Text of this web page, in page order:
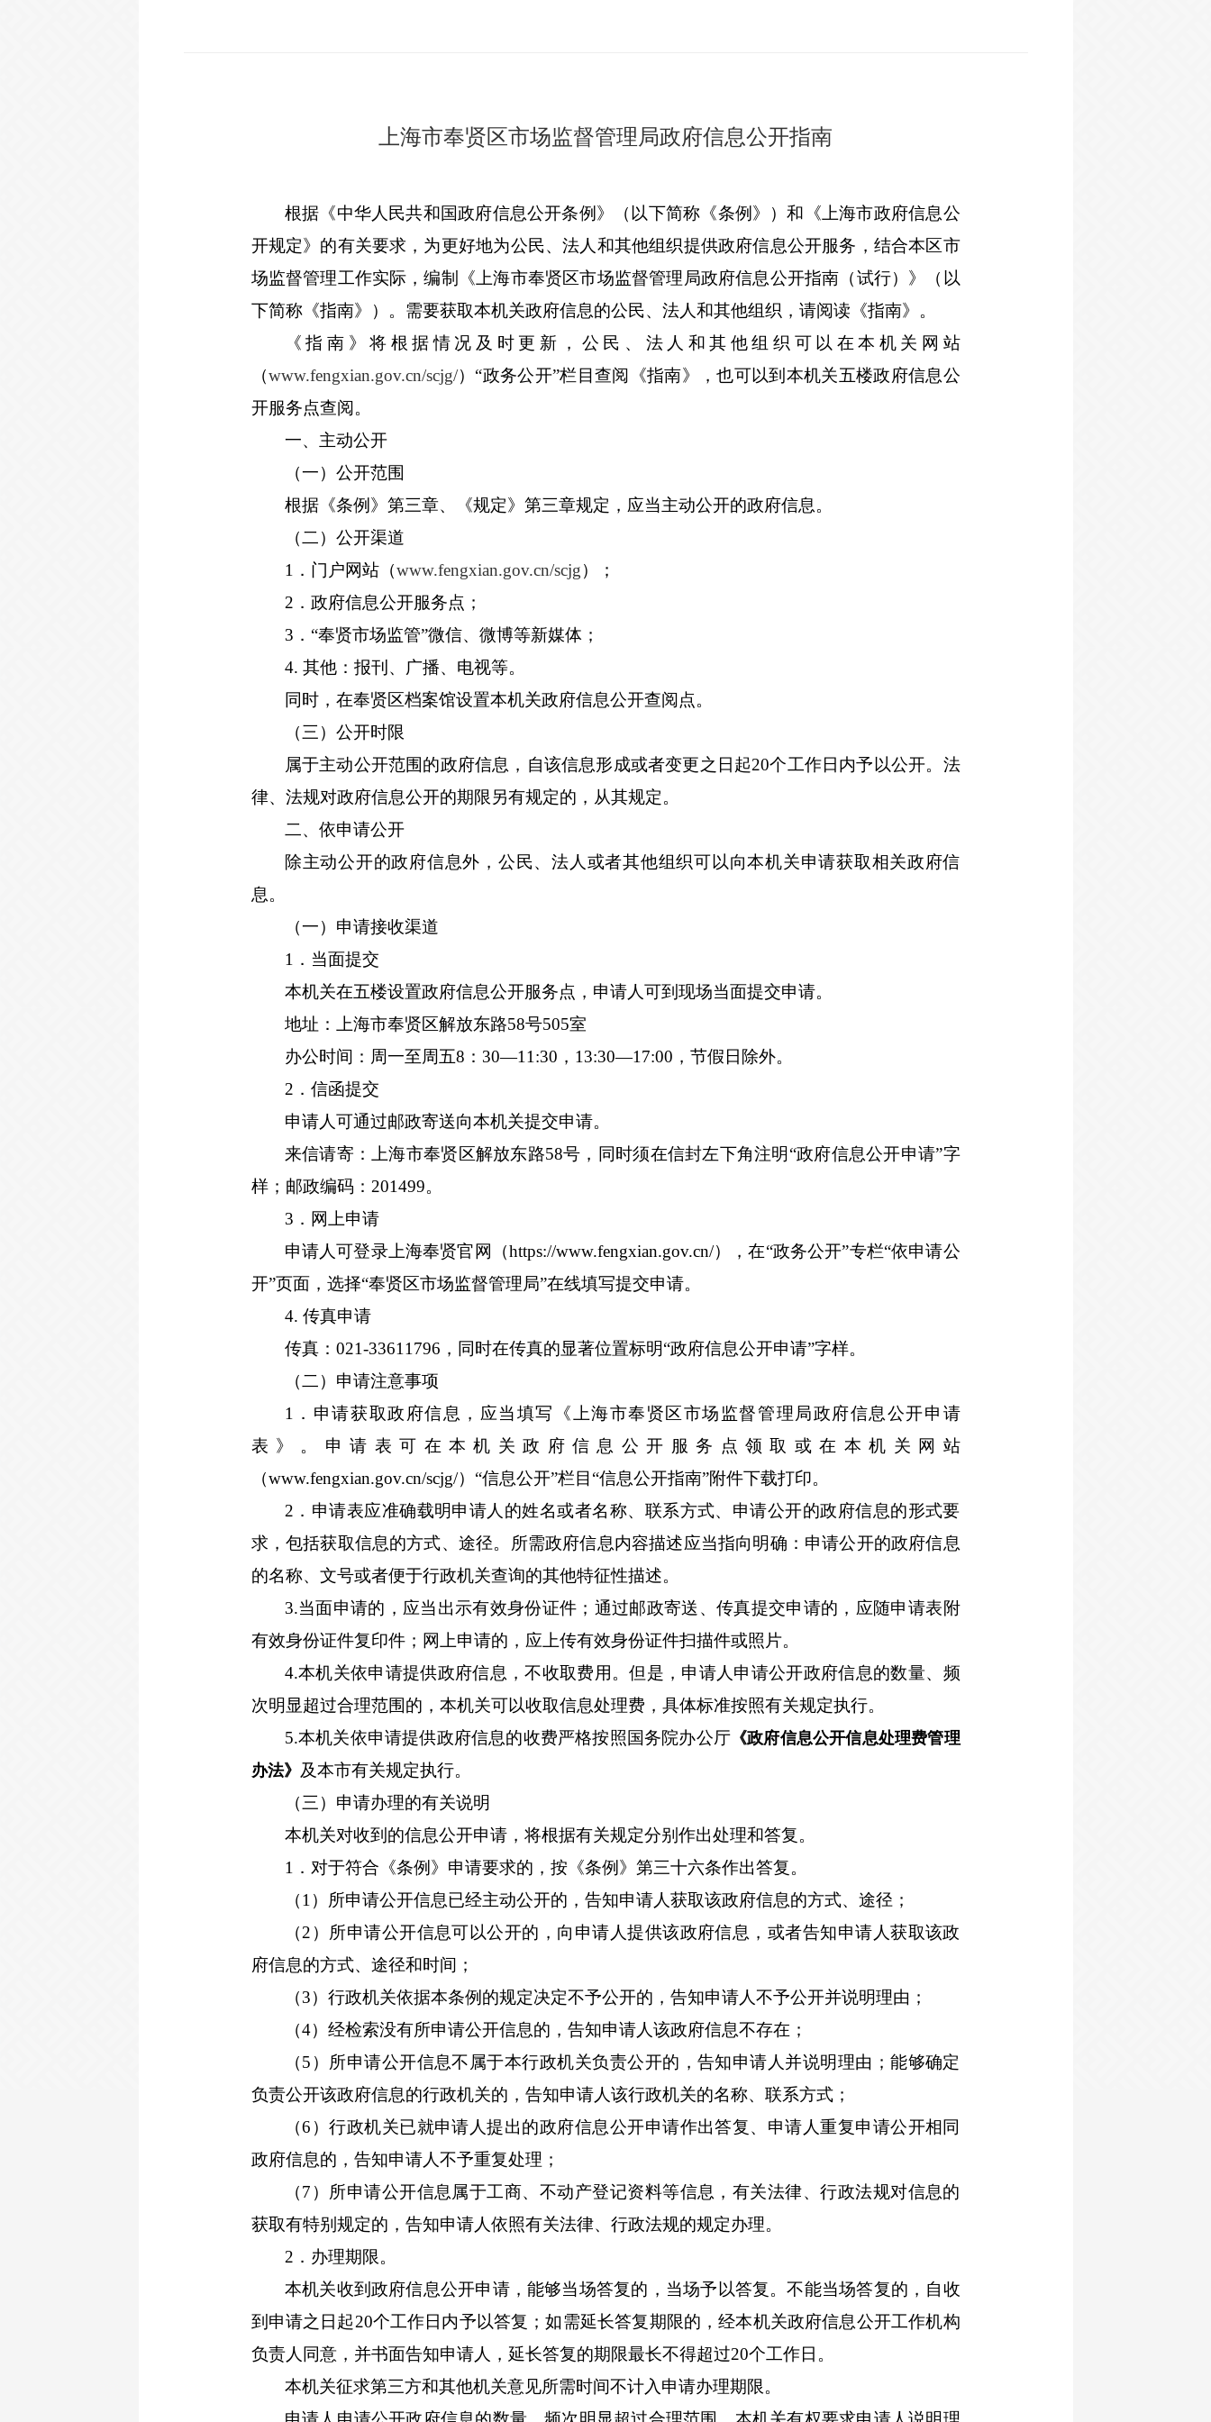
上海市奉贤区市场监督管理局政府信息公开指南
根据《中华人民共和国政府信息公开条例》（以下简称《条例》）和《上海市政府信息公
开规定》的有关要求，为更好地为公民、法人和其他组织提供政府信息公开服务，结合本区市
场监督管理工作实际，编制《上海市奉贤区市场监督管理局政府信息公开指南（试行）》（以
下简称《指南》）。需要获取本机关政府信息的公民、法人和其他组织，请阅读《指南》。
《指南》将根据情况及时更新，公民、法人和其他组织可以在本机关网站
（www.fengxian.gov.cn/scjg/）“政务公开”栏目查阅《指南》，也可以到本机关五楼政府信息公
开服务点查阅。
一、主动公开
（一）公开范围
根据《条例》第三章、《规定》第三章规定，应当主动公开的政府信息。
（二）公开渠道
1 ．门户网站（www.fengxian.gov.cn/scjg）；
2 ．政府信息公开服务点；
3 ．“奉贤市场监管”微信、微博等新媒体；
4. 其他：报刊、广播、电视等。
同时，在奉贤区档案馆设置本机关政府信息公开查阅点。
（三）公开时限
属于主动公开范围的政府信息，自该信息形成或者变更之日起20个工作日内予以公开。法
律、法规对政府信息公开的期限另有规定的，从其规定。
二、依申请公开
除主动公开的政府信息外，公民、法人或者其他组织可以向本机关申请获取相关政府信
息。
（一）申请接收渠道
1 ．当面提交
本机关在五楼设置政府信息公开服务点，申请人可到现场当面提交申请。
地址：上海市奉贤区解放东路58号505室
办公时间：周一至周五8 ： 30—11:30 ， 13:30—17:00 ，节假日除外。
2 ．信函提交
申请人可通过邮政寄送向本机关提交申请。
来信请寄：上海市奉贤区解放东路58号，同时须在信封左下角注明“政府信息公开申请”字
样；邮政编码：201499。
3 ．网上申请
申请人可登录上海奉贤官网（https://www.fengxian.gov.cn/），在“政务公开”专栏“依申请公
开”页面，选择“奉贤区市场监督管理局”在线填写提交申请。
4. 传真申请
传真： 021-33611796 ，同时在传真的显著位置标明“政府信息公开申请”字样。
（二）申请注意事项
1
．申请获取政府信息，应当填写《上海市奉贤区市场监督管理局政府信息公开申请
表》。申请表可在本机关政府信息公开服务点领取或在本机关网站
（www.fengxian.gov.cn/scjg/）“信息公开”栏目“信息公开指南”附件下载打印。
2 ．申请表应准确载明申请人的姓名或者名称、联系方式、申请公开的政府信息的形式要
求，包括获取信息的方式、途径。所需政府信息内容描述应当指向明确：申请公开的政府信息
的名称、文号或者便于行政机关查询的其他特征性描述。
3.当面申请的，应当出示有效身份证件；通过邮政寄送、传真提交申请的，应随申请表附
有效身份证件复印件；网上申请的，应上传有效身份证件扫描件或照片。
4.本机关依申请提供政府信息，不收取费用。但是，申请人申请公开政府信息的数量、频
次明显超过合理范围的，本机关可以收取信息处理费，具体标准按照有关规定执行。
5.本机关依申请提供政府信息的收费严格按照国务院办公厅《政府信息公开信息处理费管理
办法》 及本市有关规定执行。
（三）申请办理的有关说明
本机关对收到的信息公开申请，将根据有关规定分别作出处理和答复。
1 ．对于符合《条例》申请要求的，按《条例》第三十六条作出答复。
（1）所申请公开信息已经主动公开的，告知申请人获取该政府信息的方式、途径；
（2）所申请公开信息可以公开的，向申请人提供该政府信息，或者告知申请人获取该政
府信息的方式、途径和时间；
（3）行政机关依据本条例的规定决定不予公开的，告知申请人不予公开并说明理由；
（4）经检索没有所申请公开信息的，告知申请人该政府信息不存在；
（5）所申请公开信息不属于本行政机关负责公开的，告知申请人并说明理由；能够确定
负责公开该政府信息的行政机关的，告知申请人该行政机关的名称、联系方式；
（6）行政机关已就申请人提出的政府信息公开申请作出答复、申请人重复申请公开相同
政府信息的，告知申请人不予重复处理；
（7）所申请公开信息属于工商、不动产登记资料等信息，有关法律、行政法规对信息的
获取有特别规定的，告知申请人依照有关法律、行政法规的规定办理。
2 ．办理期限。
本机关收到政府信息公开申请，能够当场答复的，当场予以答复。不能当场答复的，自收
到申请之日起20个工作日内予以答复；如需延长答复期限的，经本机关政府信息公开工作机构
负责人同意，并书面告知申请人，延长答复的期限最长不得超过20个工作日。
本机关征求第三方和其他机关意见所需时间不计入申请办理期限。